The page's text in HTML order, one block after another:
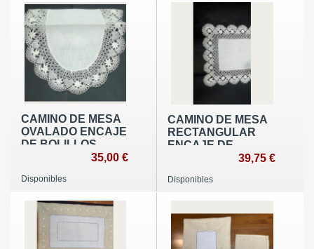
CAMINO DE MESA
OVALADO ENCAJE
DE BOLILLOS
35,00 €
Disponibles
CAMINO DE MESA
RECTANGULAR
ENCAJE DE
39,75 €
Disponibles